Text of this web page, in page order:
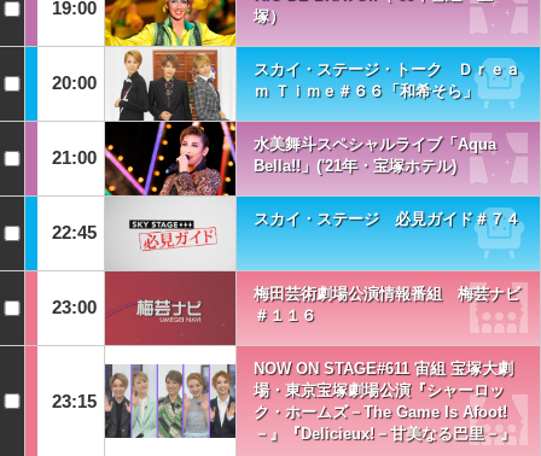
19:00
塚）
20:00
スカイ・ステージ・トーク Ｄｒｅａ
ｍ Ｔｉｍｅ＃６６「和希そら」
21:00
水美舞斗スペシャルライブ「Aqua
Bella!!」('21年・宝塚ホテル)
22:45
スカイ・ステージ 必見ガイド＃７４
23:00
梅田芸術劇場公演情報番組 梅芸ナビ
＃１１６
23:15
NOW ON STAGE#611 宙組 宝塚大劇
場・東京宝塚劇場公演『シャーロッ
ク・ホームズ－The Game Is Afoot!
－』『Delicieux!－甘美なる巴里－』